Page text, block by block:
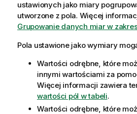
ustawionych jako miary
utworzone z pola. Więcej
Grupowanie danych miar w
Pola ustawione jako wymiary
Wartości odrębne, które
innymi wartościami za
Więcej informacji zawiera
wartości pól w tabeli.
Wartości odrębne, które